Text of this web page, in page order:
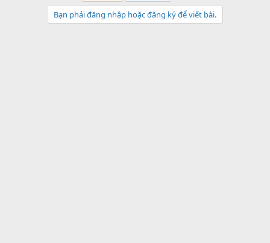
Bạn phải đăng nhập hoặc đăng ký để viết bài.